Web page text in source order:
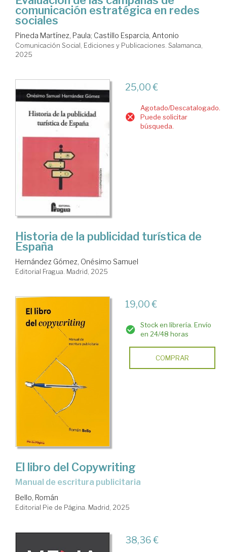
comunicación estratégica en redes
sociales
Pineda Martínez, Paula; Castillo Esparcia, Antonio
Comunicación Social, Ediciones y Publicaciones. Salamanca,
2025
25,00 €
Agotado/Descatalogado.
Puede solicitar
búsqueda.
Historia de la publicidad turística de
España
Hernández Gómez, Onésimo Samuel
Editorial Fragua. Madrid, 2025
19,00 €
Stock en librería. Envío
en 24/48 horas
COMPRAR
El libro del Copywriting
Manual de escritura publicitaria
Bello, Román
Editorial Pie de Página. Madrid, 2025
38,36 €